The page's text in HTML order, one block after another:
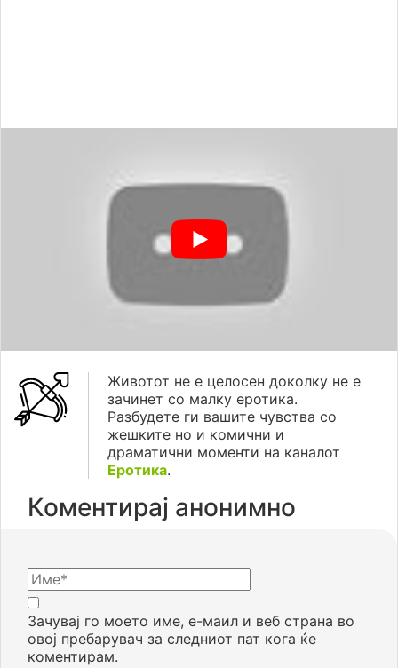
Животот не е целосен доколку не е
зачинет со малку еротика.
Разбудете ги вашите чувства со
жешките но и комични и
драматични моменти на каналот
Еротика.
Коментирај анонимно
Зачувај го моето име, е-маил и веб страна во
овој пребарувач за следниот пат кога ќе
коментирам.